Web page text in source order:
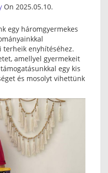
On 2025.05.10.
egy háromgyermekes
enyhítéséhez.
amellyel gyermekeit
egy kis
és mosolyt vihettünk